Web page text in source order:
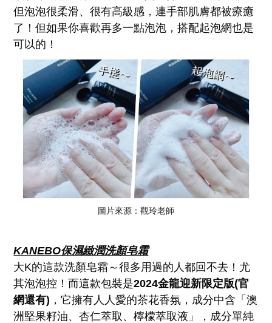
但泡泡很柔滑、很有高級感，連手部肌膚都被療癒
了！但如果你喜歡再多一點泡泡，搭配起泡網也是
可以的！
圖片來源：觀玲老師
KANEBO保濕緻潤洗顏皂霜
大K的這款洗顏皂霜～很多用過的人都回不去！尤
其泡泡控！而這款包裝是2024金龍迎新限定版(官
網還有) ，它擁有人人愛的茶花香氛，成分中含「澳
洲堅果籽油、杏仁萃取、檸檬萃取液」，成分單純